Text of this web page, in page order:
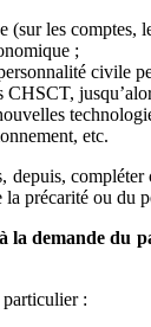
(sur les comptes,
;
civile
CHSCT,
etc.
depuis,
la précarité ou du
la demande du
particulier :